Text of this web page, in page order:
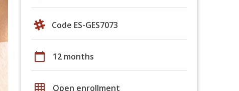
Code ES-GES7073
calendar_today 12 months
grid_on Open enrollment